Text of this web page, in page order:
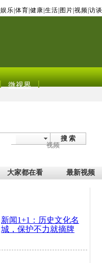
娱乐 体育 健康 生活 图片 视频 访谈
微视界
搜 索
视频
大家都在看 最新视频
新闻1+1：历史文化名
城，保护不力就摘牌